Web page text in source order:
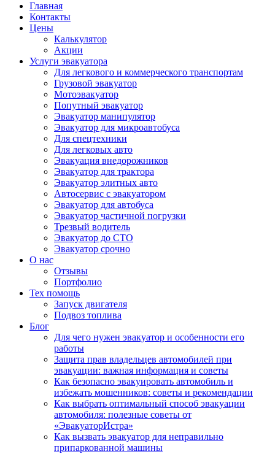
Главная
Контакты
Цены
Калькулятор
Акции
Услуги эвакуатора
Для легкового и коммерческого транспортам
Грузовой эвакуатор
Мотоэвакуатор
Попутный эвакуатор
Эвакуатор манипулятор
Эвакуатор для микроавтобуса
Для спецтехники
Для легковых авто
Эвакуация внедорожников
Эвакуатор для трактора
Эвакуатор элитных авто
Автосервис с эвакуатором
Эвакуатор для автобуса
Эвакуатор частичной погрузки
Трезвый водитель
Эвакуатор до СТО
Эвакуатор срочно
О нас
Отзывы
Портфолио
Тех помощь
Запуск двигателя
Подвоз топлива
Блог
Для чего нужен эвакуатор и особенности его
работы
Защита прав владельцев автомобилей при
эвакуации: важная информация и советы
Как безопасно эвакуировать автомобиль и
избежать мошенников: советы и рекомендации
Как выбрать оптимальный способ эвакуации
автомобиля: полезные советы от
«ЭвакуаторИстра»
Как вызвать эвакуатор для неправильно
припаркованной машины